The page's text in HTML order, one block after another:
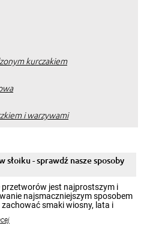
kurczakiem
i warzywami
słoiku - sprawdź nasze sposoby
przetworów jest najprostszym i
najsmaczniejszym sposobem
zachować smaki wiosny, lata i
by cieszyć nimi oko w sezonie